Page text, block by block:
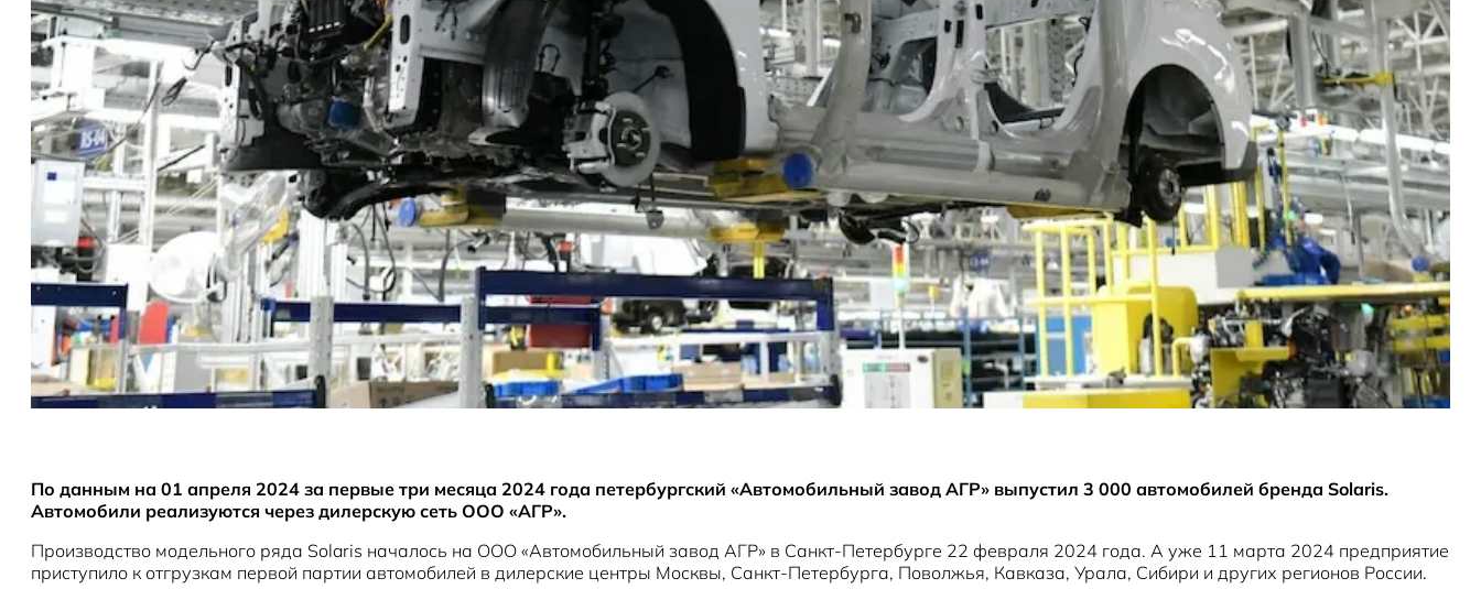
По данным на 01 апреля 2024 за первые три месяца 2024 года петербургский «Автомобильный завод АГР» выпустил 3 000 автомобилей бренда Solaris.
Автомобили реализуются через дилерскую сеть ООО «АГР».
Производство модельного ряда Solaris началось на ООО «Автомобильный завод АГР» в Санкт-Петербурге 22 февраля 2024 года. А уже 11 марта 2024 предприятие
приступило к отгрузкам первой партии автомобилей в дилерские центры Москвы, Санкт-Петербурга, Поволжья, Кавказа, Урала, Сибири и других регионов России.